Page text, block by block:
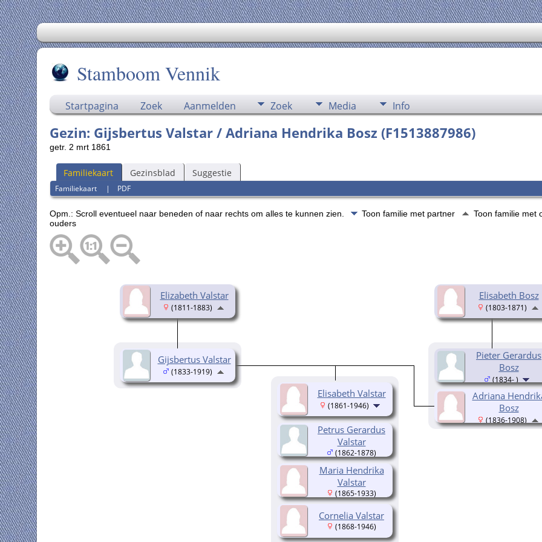
Stamboom Vennik
Startpagina Zoek Aanmelden Zoek Media Info
Gezin: Gijsbertus Valstar / Adriana Hendrika Bosz (F1513887986)
getr. 2 mrt 1861
Familiekaart Gezinsblad Suggestie
Familiekaart | PDF
Opm.: Scroll eventueel naar beneden of naar rechts om alles te kunnen zien. Toon familie met partner
Toon familie met
ouders
Elizabeth Valstar
(1811-1883)
Elisabeth Bosz
(1803-1871)
Pieter Gerardus
Bosz
(1834- )
Gijsbertus Valstar
(1833-1919)
Adriana
Bosz
(1836-1908)
Elisabeth Valstar
(1861-1946)
Petrus Gerardus
Valstar
(1862-1878)
Maria Hendrika
Valstar
(1865-1933)
Cornelia Valstar
(1868-1946)